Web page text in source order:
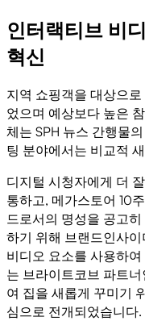
인터랙티브 비
혁신
지역 쇼핑객을 대상으
었으며 예상보다 높은
체는 SPH 뉴스 간행물
팅 분야에서는 비교적
디지털 시청자에게 더
통하고, 메가스토어 10
드로서의 명성을 공고
하기 위해 브랜드인사
비디오 요소를 사용하
는 브라이트코브 파트
여 집을 새롭게 꾸미기
심으로 전개되었습니다.